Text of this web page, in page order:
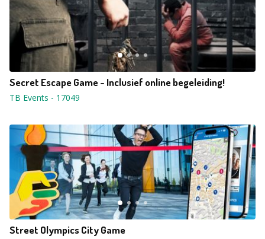
Secret Escape Game - Inclusief online begeleiding!
TB Events - 17049
Street Olympics City Game